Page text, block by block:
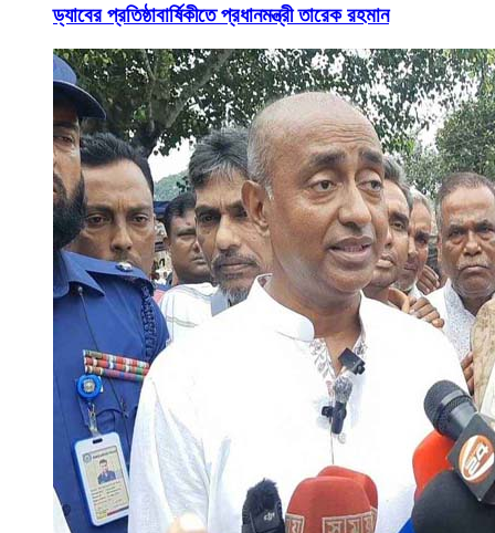
ড্যাবের প্রতিষ্ঠাবার্ষিকীতে প্রধানমন্ত্রী তারেক রহমান